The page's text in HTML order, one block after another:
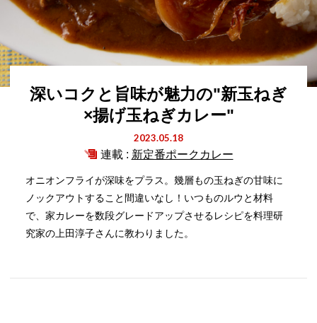
深いコクと旨味が魅力の"新玉ねぎ
×揚げ玉ねぎカレー"
2023.05.18
連載 : 新定番ポークカレー
オニオンフライが深味をプラス。幾層もの玉ねぎの甘味に
ノックアウトすること間違いなし！いつものルウと材料
で、家カレーを数段グレードアップさせるレシピを料理研
究家の上田淳子さんに教わりました。